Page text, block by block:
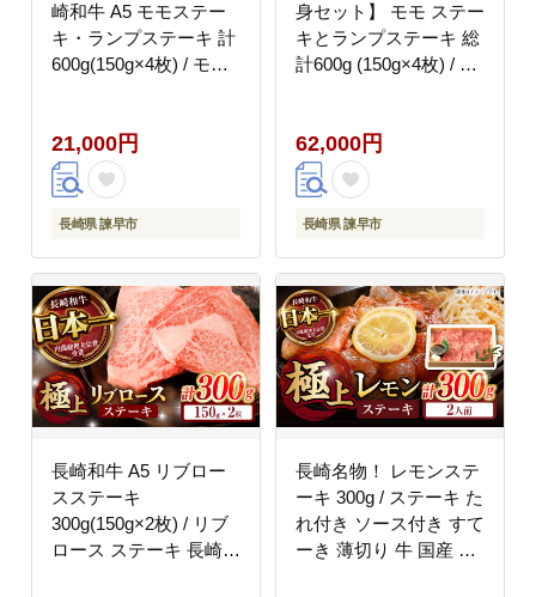
崎和牛 A5 モモステー
キ・ランプステーキ 計
600g(150g×4枚) / モモ
諫早市 / 野中精肉店
[AHCW016]
21,000円
長崎県 諫早市
身セット】 モモ ステー
キとランプステーキ 総
計600g (150g×4枚) / モ
ク / 諫早市 / 野中精肉
店 [AHCW017]
62,000円
長崎県 諫早市
長崎和牛 A5 リブロー
スステーキ
300g(150g×2枚) / リブ
ロース ステーキ 長崎和
長崎名物！ レモンステ
ーキ 300g / ステーキ た
れ付き ソース付き すて
ーき 薄切り 牛 国産 和